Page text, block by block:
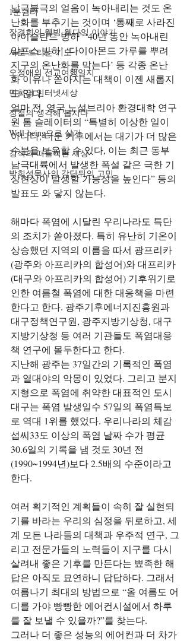
1분쉼터
장경희의 웰빙-웰다잉 이야기
시로 드리는 기도
오정애의 선교여행일지
민희의 인터넷세상
정철의 생각해 봅시다
Well-being으로 살기
강석의 떠들썩한 세상
박희성목사의 강단뒤의 고민
남극북극의 얼음이 녹아내리는 것도 온
난화를 부추기는 것이며 ‘통째로 사라진
아이슬란드 빙하’ ‘40년 동안 녹아내린
알프스 빙하’ ‘다이아몬드 가루를 뿌려
지구의 온난화를 막는다’ 등 각종 온난
화 이유나 쏟아지는 대책이 이젠 새롭지
도 않다.
얼마 전, 영국 노섬브리아 환경대학 연구
원 톰 슬레이터의 “특별히 이상한 일이
아니다, 더운 기후에서는 대기가 더 많은
수분을 보유할 수 있다, 이는 최근 동부
남극대륙에서 발생한 폭설 같은 극한 기
상현상이 발생할 가능성을 높인다” 등의
발표도 와 닿지 않는다.
해마다 폭염에 시달린 우리나라도 특단
의 조치가 쏟아졌다. 특히 유난히 기온이
상승했던 지역의 이름을 따서 광프리카
(광주와 아프리카의 합성어)와 대프리카
(대구와 아프리카의 합성어) 기후위기로
인한 여름철 폭염에 대한 대응책을 마련
한다고 한다. 광주기후에너지진흥원과
대구정책연구원, 광주지방기상청, 대구
지방기상청 등 여러 기관들도 폭염대응
책 연구에 몰두한다고 한다.
지난해 광주는 37일간의 기록적인 폭염
과 열대야의 악몽이 있었다. 그리고 분지
지형으로 폭염에 취약한 대표적인 도시
대구는 폭염 발생일수 57일의 폭염특보
로 역대 1위를 했었다. 우리나라의 체감
섭씨33도 이상의 폭염 날짜 수가 평균
30.6일의 기록을 냄 것도 30년 전
(1990~1994년)보다 2.5배의 수준이라고
한다.
여러 획기적인 계획들이 속히 잘 실현되
기를 바라는 우리의 심정을 뒤로하고, 세
계 모든 나라들의 대책과 우주적 연구, 그
리고 전문가들의 노력들이 지구를 다시
살려내 좋은 기후를 만든다는 뾰족한 해
답은 아직도 묘연하니 답답하다. 그래서
여름나기 최대의 방법으로 “올 여름도 어
디를 가야 빵빵한 에어컨시설에서 하루
를 잘 보낼 수 있을까?”를 찾는다.
그러나 더 좋은 성능의 에어컨과 더 차가